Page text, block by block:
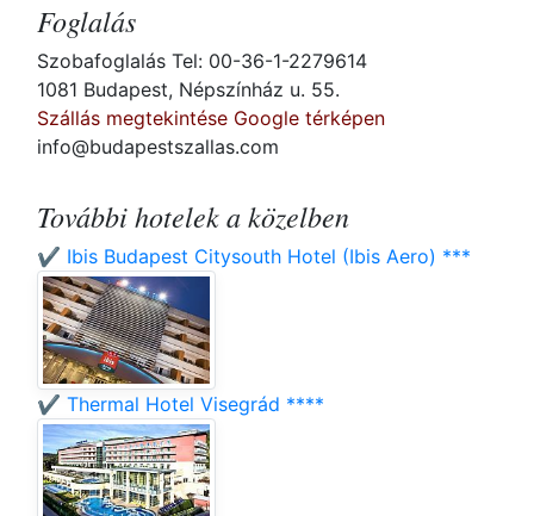
Foglalás
Szobafoglalás Tel: 00-36-1-2279614
1081 Budapest, Népszínház u. 55.
Szállás megtekintése Google térképen
info@budapestszallas.com
További hotelek a közelben
✔️ Ibis Budapest Citysouth Hotel (Ibis Aero) ***
✔️ Thermal Hotel Visegrád ****